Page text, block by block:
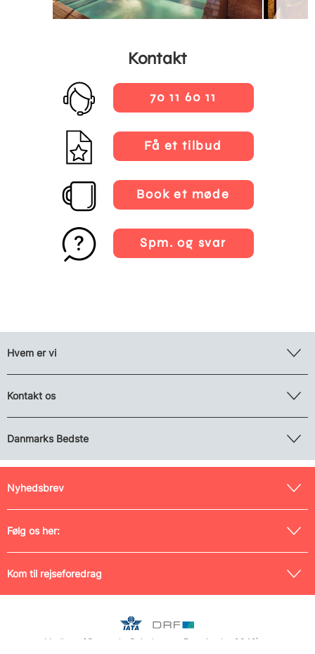
Kontakt
70 11 60 11
Få et tilbud
Book et møde
Spm. og svar
Hvem er vi
Kontakt os
Danmarks Bedste
Nyhedsbrev
Følg os her:
Kom til rejseforedrag
Medlem af Danmarks Rejsebureau-Forening (nr. 0042) og